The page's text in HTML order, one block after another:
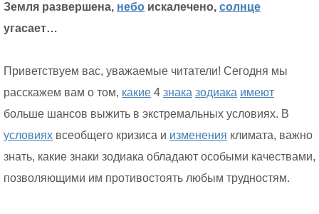
Земля развершена, небо искалечено, солнце
угасает…
Приветствуем вас, уважаемые читатели! Сегодня мы
расскажем вам о том, какие 4 знака зодиака имеют
больше шансов выжить в экстремальных условиях. В
условиях всеобщего кризиса и изменения климата, важно
знать, какие знаки зодиака обладают особыми качествами,
позволяющими им противостоять любым трудностям.